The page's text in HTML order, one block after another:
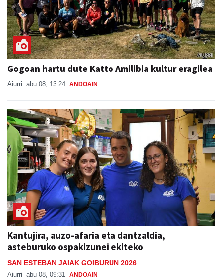
Gogoan hartu dute Katto Amilibia kultur eragilea
Aiurri abu 08, 13:24 ANDOAIN
Kantujira, auzo-afaria eta dantzaldia,
asteburuko ospakizunei ekiteko
SAN ESTEBAN JAIAK GOIBURUN 2026
Aiurri abu 08, 09:31 ANDOAIN